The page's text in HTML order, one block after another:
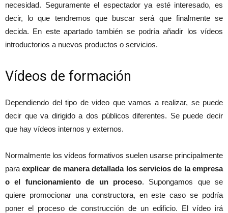
necesidad. Seguramente el espectador ya esté interesado, es
decir, lo que tendremos que buscar será que finalmente se
decida. En este apartado también se podría añadir los vídeos
introductorios a nuevos productos o servicios.
Vídeos de formación
Dependiendo del tipo de video que vamos a realizar, se puede
decir que va dirigido a dos públicos diferentes. Se puede decir
que hay vídeos internos y externos.
Normalmente los vídeos formativos suelen usarse principalmente
paraexplicar de manera detallada los servicios de la empresa
o el funcionamiento de un proceso. Supongamos que se
quiere promocionar una constructora, en este caso se podría
poner el proceso de construcción de un edificio. El vídeo irá